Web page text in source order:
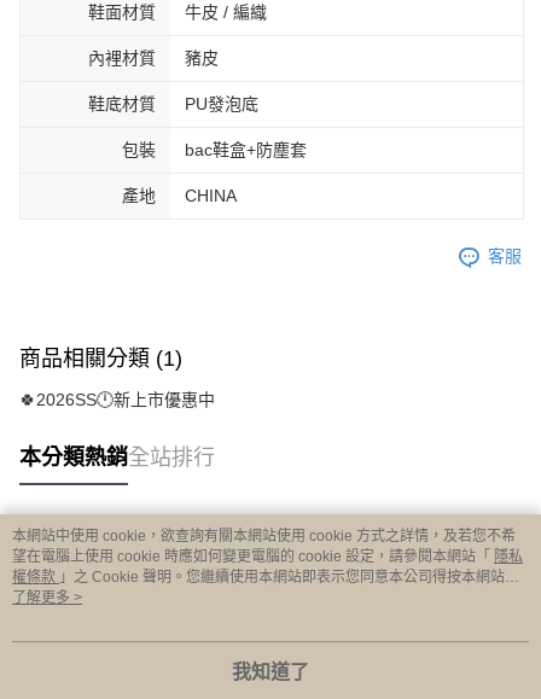
鞋面材質 牛皮 / 編織
內裡材質 豬皮
鞋底材質 PU發泡底
包裝 bac鞋盒+防塵套
產地 CHINA
客服
商品相關分類 (1)
🍀2026SS🕛新上市優惠中
本分類熱銷全站排行
熱門標籤
本網站中使用 cookie，欲查詢有關本網站使用 cookie 方式之詳情，及若您不希
望在電腦上使用 cookie 時應如何變更電腦的 cookie 設定，請參閱本網站「 隱私
權條款 」之 Cookie 聲明。您繼續使用本網站即表示您同意本公司得按本網站使
用條款之 Cookie 聲明使用 cookie。
了解更多 >
我知道了